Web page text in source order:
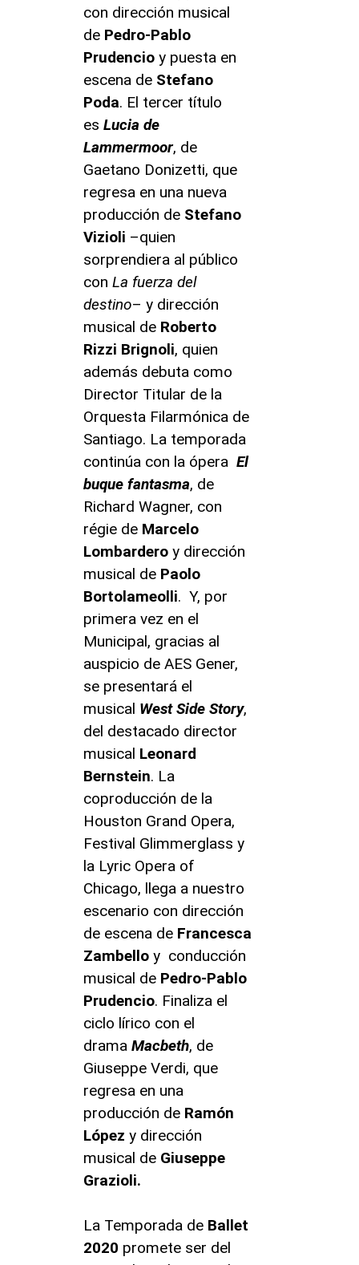
con dirección musical
de Pedro-Pablo
Prudencio y puesta en
escena de Stefano
Poda. El tercer título
es Lucia de
Lammermoor, de
Gaetano Donizetti, que
regresa en una nueva
producción de Stefano
Vizioli –quien
sorprendiera al público
con La fuerza del
destino– y dirección
musical de Roberto
Rizzi Brignoli, quien
además debuta como
Director Titular de la
Orquesta Filarmónica de
Santiago. La temporada
continúa con la ópera El
buque fantasma, de
Richard Wagner, con
régie de Marcelo
Lombardero y dirección
musical de Paolo
Bortolameolli. Y, por
primera vez en el
Municipal, gracias al
auspicio de AES Gener,
se presentará el
musical West Side Story,
del destacado director
musical Leonard
Bernstein. La
coproducción de la
Houston Grand Opera,
Festival Glimmerglass y
la Lyric Opera of
Chicago, llega a nuestro
escenario con dirección
de escena de Francesca
Zambello y conducción
musical de Pedro-Pablo
Prudencio. Finaliza el
ciclo lírico con el
drama Macbeth, de
Giuseppe Verdi, que
regresa en una
producción de Ramón
López y dirección
musical de Giuseppe
Grazioli.
La Temporada de Ballet
2020 promete ser del